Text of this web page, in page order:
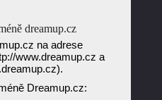
dreamup.cz
na adrese
www.dreamup.cz a
Dreamup.cz: